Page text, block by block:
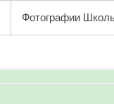
Фотографии